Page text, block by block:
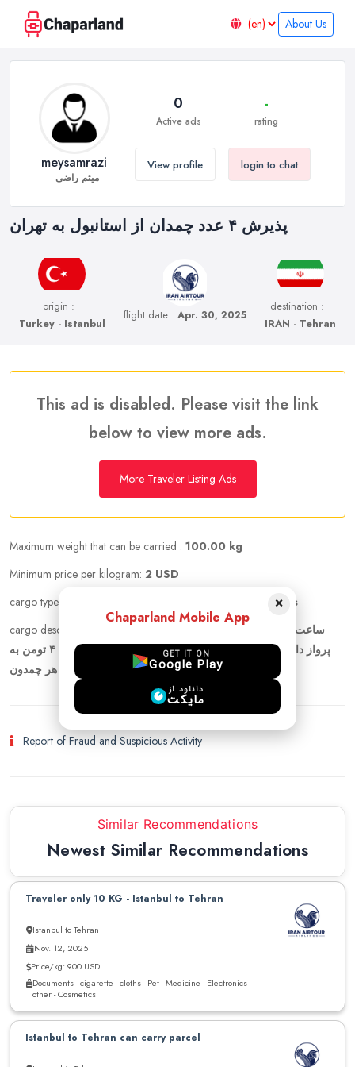
About Us
پذیرش ۴ عدد چمدان از استانبول به تهران
origin :
Turkey - Istanbul
flight date : Apr. 30, 2025
destination :
IRAN - Tehran
meysamrazi
میثم راضی
0
Active ads
-
rating
View profile login to chat
This ad is disabled. Please visit the link
below to view more ads.
More Traveler Listing Ads
Maximum weight that can be carried : 100.00 kg
Minimum price per kilogram: 2 USD
cargo types :
Documents, cloths, Medicine, Electronics
cargo description :
ساعت ۱۲:۴۵ روز ۳۰ فروردین با هواپیمایی یزدایر
پرواز داریم . چهار عدد چمدون ۲۵ کیلویی میتونیم قبول کنیم. ۴ تومن‌ به
ازای هر چمدون
Report of Fraud and Suspicious Activity
Similar Recommendations
Newest Similar Recommendations
Traveler only 10 KG - Istanbul to Tehran
Istanbul to Tehran
Nov. 12, 2025
Price/kg: 900 USD
Documents - cigarette - cloths - Pet - Medicine - Electronics -
other - Cosmetics
Istanbul to Tehran can carry parcel
×
Chaparland Mobile App
GET IT ON
Google Play
دانلود از
مایکت